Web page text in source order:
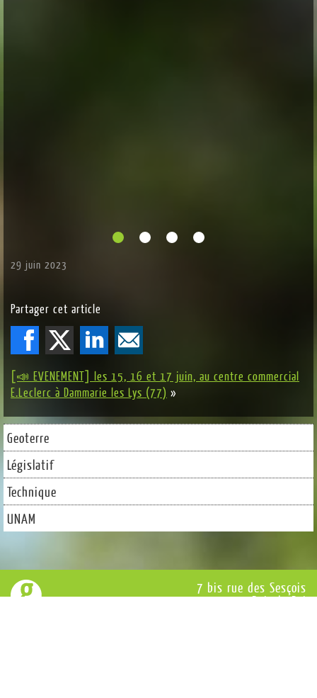
29 juin 2023
Partager cet article
[📣 EVENEMENT] les 15, 16 et 17 juin, au centre commercial
E.Leclerc à Dammarie les Lys (77) »
Geoterre
Législatif
Technique
UNAM
7 bis rue des Sesçois
77590 Bois-le-Roi